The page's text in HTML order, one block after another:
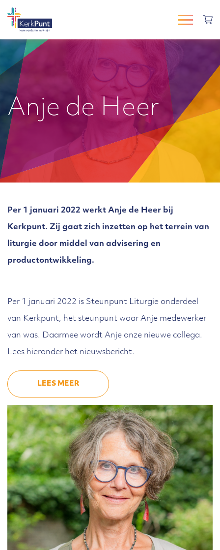
Anje de Heer
Per 1 januari 2022 werkt Anje de Heer bij
Kerkpunt. Zij gaat zich inzetten op het terrein van
liturgie door middel van advisering en
productontwikkeling.
Per 1 januari 2022 is Steunpunt Liturgie onderdeel
van Kerkpunt, het steunpunt waar Anje medewerker
van was. Daarmee wordt Anje onze nieuwe collega.
Lees hieronder het nieuwsbericht.
LEES MEER